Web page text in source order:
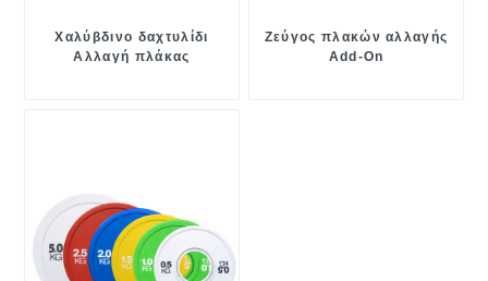
Χαλύβδινο δαχτυλίδι
Αλλαγή πλάκας
Ζεύγος πλακών αλλαγής
Add-On